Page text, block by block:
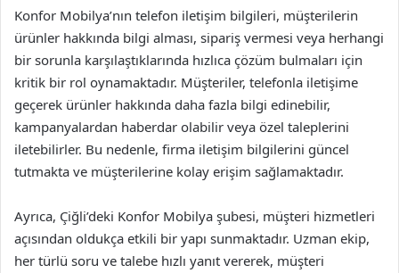
Konfor Mobilya’nın telefon iletişim bilgileri, müşterilerin
ürünler hakkında bilgi alması, sipariş vermesi veya herhangi
bir sorunla karşılaştıklarında hızlıca çözüm bulmaları için
kritik bir rol oynamaktadır. Müşteriler, telefonla iletişime
geçerek ürünler hakkında daha fazla bilgi edinebilir,
kampanyalardan haberdar olabilir veya özel taleplerini
iletebilirler. Bu nedenle, firma iletişim bilgilerini güncel
tutmakta ve müşterilerine kolay erişim sağlamaktadır.
Ayrıca, Çiğli’deki Konfor Mobilya şubesi, müşteri hizmetleri
açısından oldukça etkili bir yapı sunmaktadır. Uzman ekip,
her türlü soru ve talebe hızlı yanıt vererek, müşteri